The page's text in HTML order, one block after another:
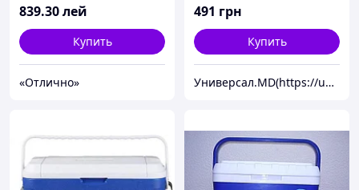
839.30лей
Купить
«Отлично»
491 грн
Купить
Универсал.MD(https://universal.prom.md/)